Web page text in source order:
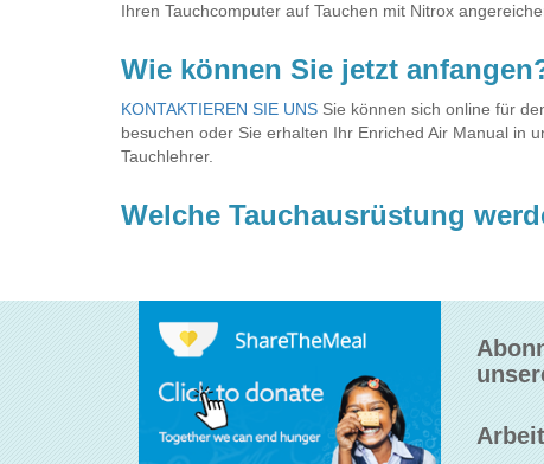
Ihren Tauchcomputer auf Tauchen mit Nitrox
Wie können Sie jetzt
KONTAKTIEREN SIE UNS Sie können sich online für
besuchen oder Sie erhalten Ihr Enriched Air Manual in
Tauchlehrer.
Welche Tauchausrüstung